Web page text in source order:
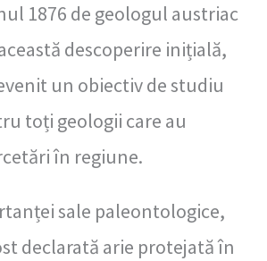
1876 de geologul austriac
descoperire inițială,
un obiectiv de studiu
toți geologii care au
în regiune.
sale paleontologice,
declarată arie protejată în